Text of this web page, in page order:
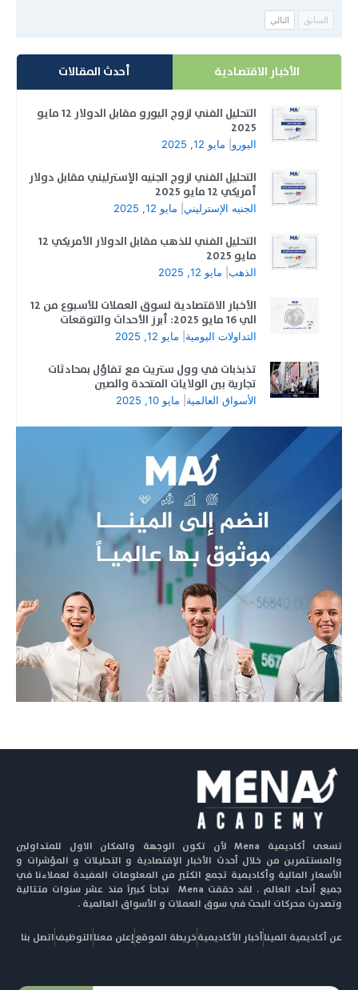
السابق التالي
الأخبار الاقتصادية أحدث المقالات
التحليل الفني لزوج اليورو مقابل الدولار 12 مايو
2025
اليورو مايو 12, 2025
التحليل الفني لزوج الجنيه الإسترليني مقابل دولار
أمريكي 12 مايو 2025
الجنيه الإسترليني مايو 12, 2025
التحليل الفني للذهب مقابل الدولار الأمريكي 12
مايو 2025
الذهب مايو 12, 2025
الأخبار الاقتصادية لسوق العملات للأسبوع من 12
الي 16 مايو 2025: أبرز الأحداث والتوقعات
التداولات اليومية مايو 12, 2025
تذبذبات في وول ستريت مع تفاؤل بمحادثات
تجارية بين الولايات المتحدة والصين
الأسواق العالمية مايو 10, 2025
تسعى أكاديمية Mena لأن تكون الوجهة والمكان الاول للمتداولين
والمستثمرين من خلال أحدث الأخبار الإقتصادية و التحليلات و المؤشرات و
الأسعار المالية وأكاديمية تجمع الكثير من المعلومات المفيدة لعملاءنا في
جميع أنحاء العالم . لقد حققت Mena نجاحاً كبيراً منذ عشر سنوات متتالية
وتصدرت محركات البحث في سوق العملات و الأسواق العالمية .
عن أكاديمية الميناأخبار الأكاديميةخريطة الموقعإعلن معناالتوظيفاتصل بنا